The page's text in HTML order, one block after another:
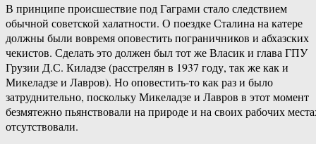
В принципе происшествие под Гаграми стало следствием
обычной советской халатности. О поездке Сталина на катере
должны были вовремя оповестить пограничников и абхазских
чекистов. Сделать это должен был тот же Власик и глава ГПУ
Грузии Д.С. Киладзе (расстрелян в 1937 году, так же как и
Микеладзе и Лавров). Но оповестить-то как раз и было
затруднительно, поскольку Микеладзе и Лавров в этот момент
безмятежно пьянствовали на природе и на своих рабочих
отсутствовали.